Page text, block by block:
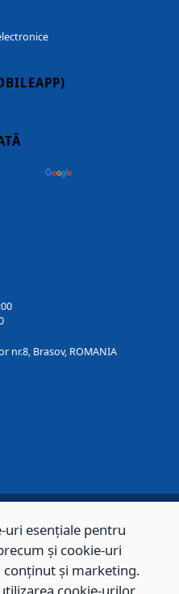
nr.8, Brasov, ROMANIA
BRAȘOV, toate drepturile
uri esențiale pentru
și cookie-uri
și marketing.
cookie-urilor